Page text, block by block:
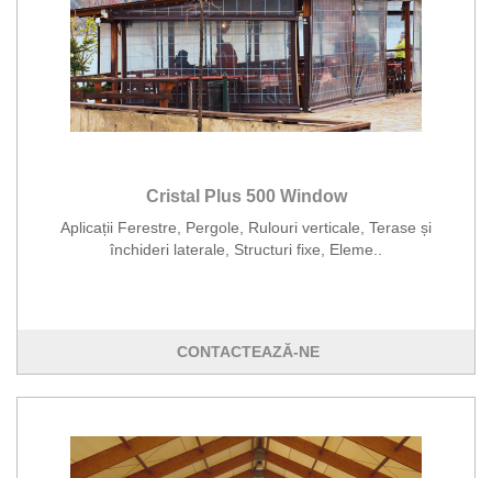
Cristal Plus 500 Window
Aplicații Ferestre, Pergole, Rulouri verticale, Terase și
închideri laterale, Structuri fixe, Eleme..
CONTACTEAZĂ-NE